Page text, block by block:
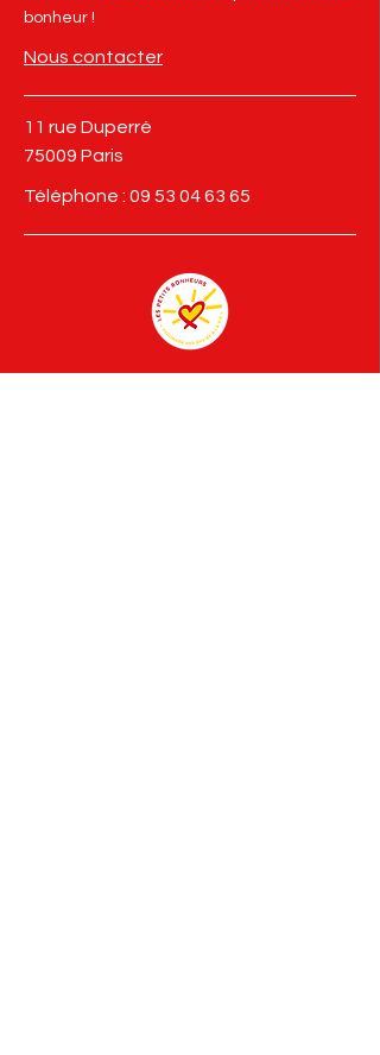
bonheur !
Nous contacter
11 rue Duperré
75009 Paris
Téléphone : 09 53 04 63 65